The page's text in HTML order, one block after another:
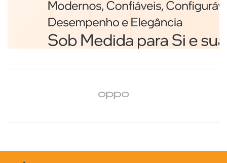
€98,75